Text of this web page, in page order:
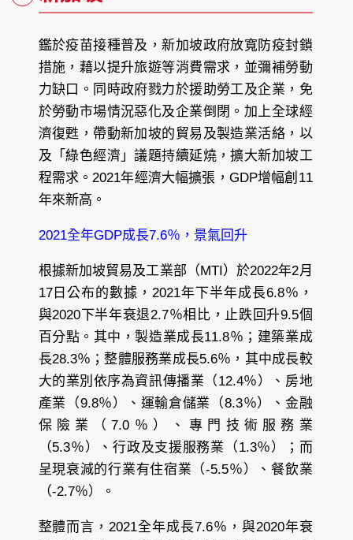
鑑於疫苗接種普及，新加坡政府放寬防疫封鎖
措施，藉以提升旅遊等消費需求，並彌補勞動
力缺口。同時政府戮力於援助勞工及企業，免
於勞動市場情況惡化及企業倒閉。加上全球經
濟復甦，帶動新加坡的貿易及製造業活絡，以
及「綠色經濟」議題持續延燒，擴大新加坡工
程需求。2021年經濟大幅擴張，GDP增幅創11
年來新高。
2021全年GDP成長7.6％，景氣回升
根據新加坡貿易及工業部（MTI）於2022年2月
17日公布的數據，2021年下半年成長6.8％，
與2020下半年衰退2.7％相比，止跌回升9.5個
百分點。其中，製造業成長11.8％；建築業成
長28.3％；整體服務業成長5.6％，其中成長較
大的業別依序為資訊傳播業（12.4％）、房地
產業（9.8％）、運輸倉儲業（8.3％）、金融
保險業（7.0％）、專門技術服務業
（5.3％）、行政及支援服務業（1.3％）；而
呈現衰減的行業有住宿業（-5.5％）、餐飲業
（-2.7％）。
整體而言，2021全年成長7.6％，與2020年衰